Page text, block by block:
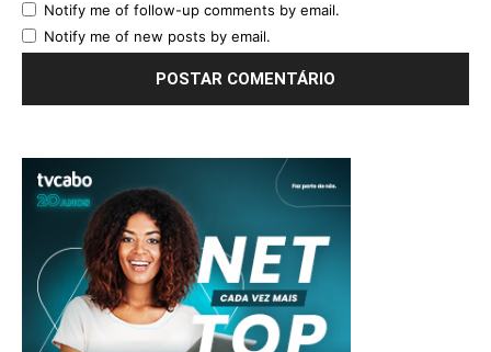
Notify me of follow-up comments by email.
Notify me of new posts by email.